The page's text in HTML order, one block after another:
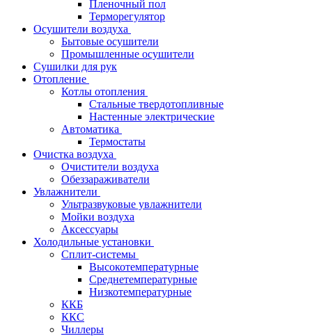
Пленочный пол
Терморегулятор
Осушители воздуха
Бытовые осушители
Промышленные осушители
Сушилки для рук
Отопление
Котлы отопления
Стальные твердотопливные
Настенные электрические
Автоматика
Термостаты
Очистка воздуха
Очистители воздуха
Обеззараживатели
Увлажнители
Ультразвуковые увлажнители
Мойки воздуха
Аксессуары
Холодильные установки
Сплит-системы
Высокотемпературные
Среднетемпературные
Низкотемпературные
ККБ
ККС
Чиллеры